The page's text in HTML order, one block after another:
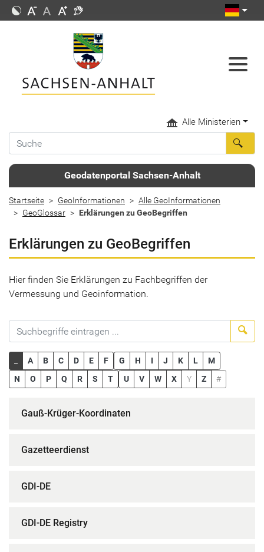
Alle Ministerien
Geodatenportal Sachsen-Anhalt
Startseite GeoInformationen
Alle GeoInformationen
GeoGlossar
Erklärungen zu GeoBegriffen
Erklärungen zu GeoBegriffen
Hier finden Sie Erklärungen zu Fachbegriffen der
Vermessung und Geoinformation.
A B C D E F G H I J K L
M
N
O P Q R S T U V W X Y Z #
Gauß-Krüger-Koordinaten
Gazetteerdienst
GDI-DE
GDI-DE Registry